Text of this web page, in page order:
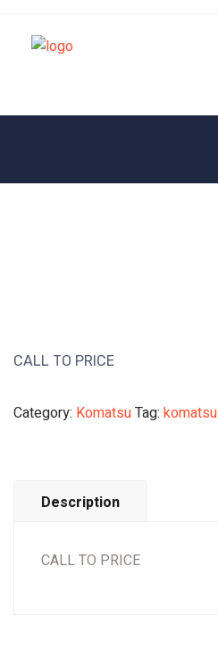
CALL TO PRICE
Category: KomatsuTag: komatsu
Description
CALL TO PRICE